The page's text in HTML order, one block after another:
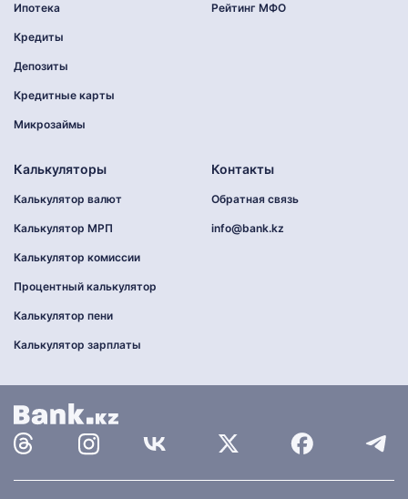
Ипотека
Кредиты
Депозиты
Кредитные карты
Микрозаймы
Рейтинг МФО
Калькуляторы
Калькулятор валют
Калькулятор МРП
Калькулятор комиссии
Процентный калькулятор
Калькулятор пени
Калькулятор зарплаты
Контакты
Обратная связь
info@bank.kz